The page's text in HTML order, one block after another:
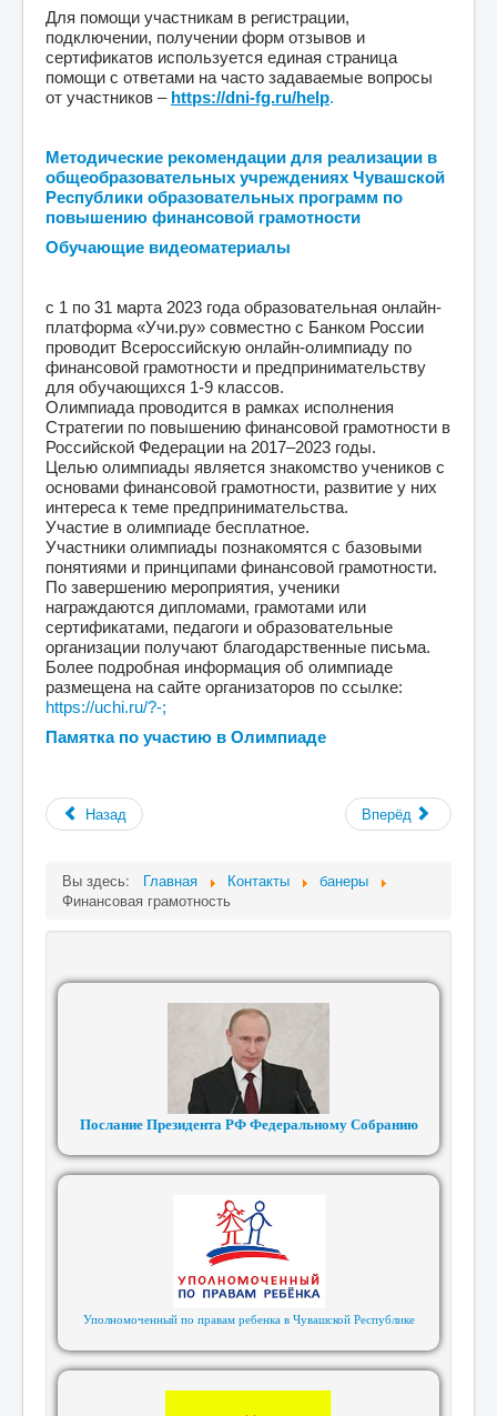
Для помощи участникам в регистрации,
подключении, получении форм отзывов и
сертификатов используется единая страница
помощи с ответами на часто задаваемые вопросы
от участников – https://dni-fg.ru/help.
Методические рекомендации для реализации в
общеобразовательных учреждениях Чувашской
Республики образовательных программ по
повышению финансовой грамотности
Обучающие видеоматериалы
с 1 по 31 марта 2023 года образовательная онлайн-
платформа «Учи.ру» совместно с Банком России
проводит Всероссийскую онлайн-олимпиаду по
финансовой грамотности и предпринимательству
для обучающихся 1-9 классов.
Олимпиада проводится в рамках исполнения
Стратегии по повышению финансовой грамотности в
Российской Федерации на 2017–2023 годы.
Целью олимпиады является знакомство учеников с
основами финансовой грамотности, развитие у них
интереса к теме предпринимательства.
Участие в олимпиаде бесплатное.
Участники олимпиады познакомятся с базовыми
понятиями и принципами финансовой грамотности.
По завершению мероприятия, ученики
награждаются дипломами, грамотами или
сертификатами, педагоги и образовательные
организации получают благодарственные письма.
Более подробная информация об олимпиаде
размещена на сайте организаторов по ссылке:
https://uchi.ru/?-;
Памятка по участию в Олимпиаде
Назад Вперёд
Вы здесь: Главная Контакты
банеры
Финансовая грамотность
Послание Президента РФ Федеральному Собранию
Уполномоченный по правам ребенка в Чувашской Республике